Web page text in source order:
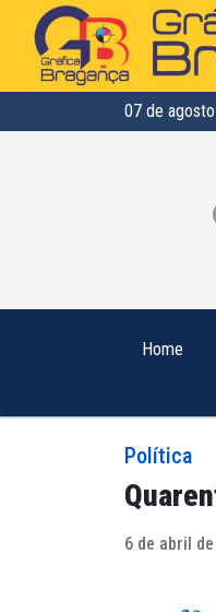
07 de
Home
Política
6 de abril